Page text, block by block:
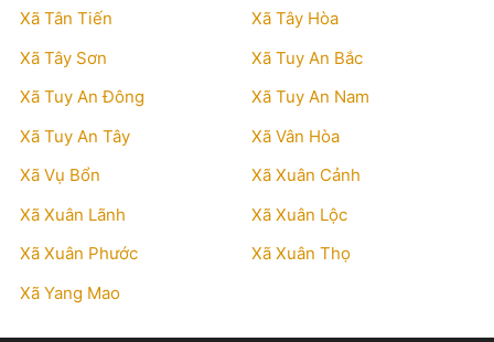
Xã Tân Tiến
Xã Tây Hòa
Xã Tây Sơn
Xã Tuy An Bắc
Xã Tuy An Đông
Xã Tuy An Nam
Xã Tuy An Tây
Xã Vân Hòa
Xã Vụ Bổn
Xã Xuân Cảnh
Xã Xuân Lãnh
Xã Xuân Lộc
Xã Xuân Phước
Xã Xuân Thọ
Xã Yang Mao